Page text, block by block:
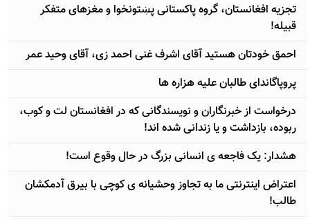
تجزیه افغانستان، گروه پاکستانی پښتونخوا و مغزهای متفکر
قبیله!
احمق خودتان هستید آقای اشرف غنی احمد زی، آقای وحید عمر
پروپاگاندای طالبان علیه هزاره ها
درخواست از خبرنگاران و نویسندگانی که در افغانستان لت و کوب،
ربوده، بازداشت و یا زندانی شده اند!
هشدار: یک فاجعه ی انسانی بزرگ در حال وقوع است!
اعتراض اینترنتی ما به تجاوز وحشیانه ی کوچی با بیرق آدمکشان
طالب!